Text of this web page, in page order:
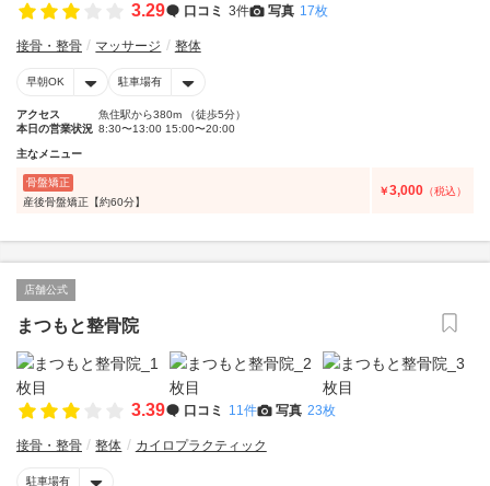
3.29 口コミ 3件 写真 17枚
接骨・整骨 マッサージ 整体
早朝OK 駐車場有
アクセス
魚住駅から380m （徒歩5分）
本日の営業状況 8:30〜13:00 15:00〜20:00
主なメニュー
骨盤矯正
産後骨盤矯正【約60分】
￥3,000 （税込）
店舗公式
まつもと整骨院
3.39 口コミ 11件 写真 23枚
接骨・整骨 整体 カイロプラクティック
駐車場有